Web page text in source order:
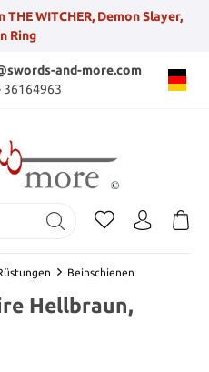
WITCHER, Demon Slayer,
Ring
and-more.com
36164963
Beinschienen
Hellbraun,